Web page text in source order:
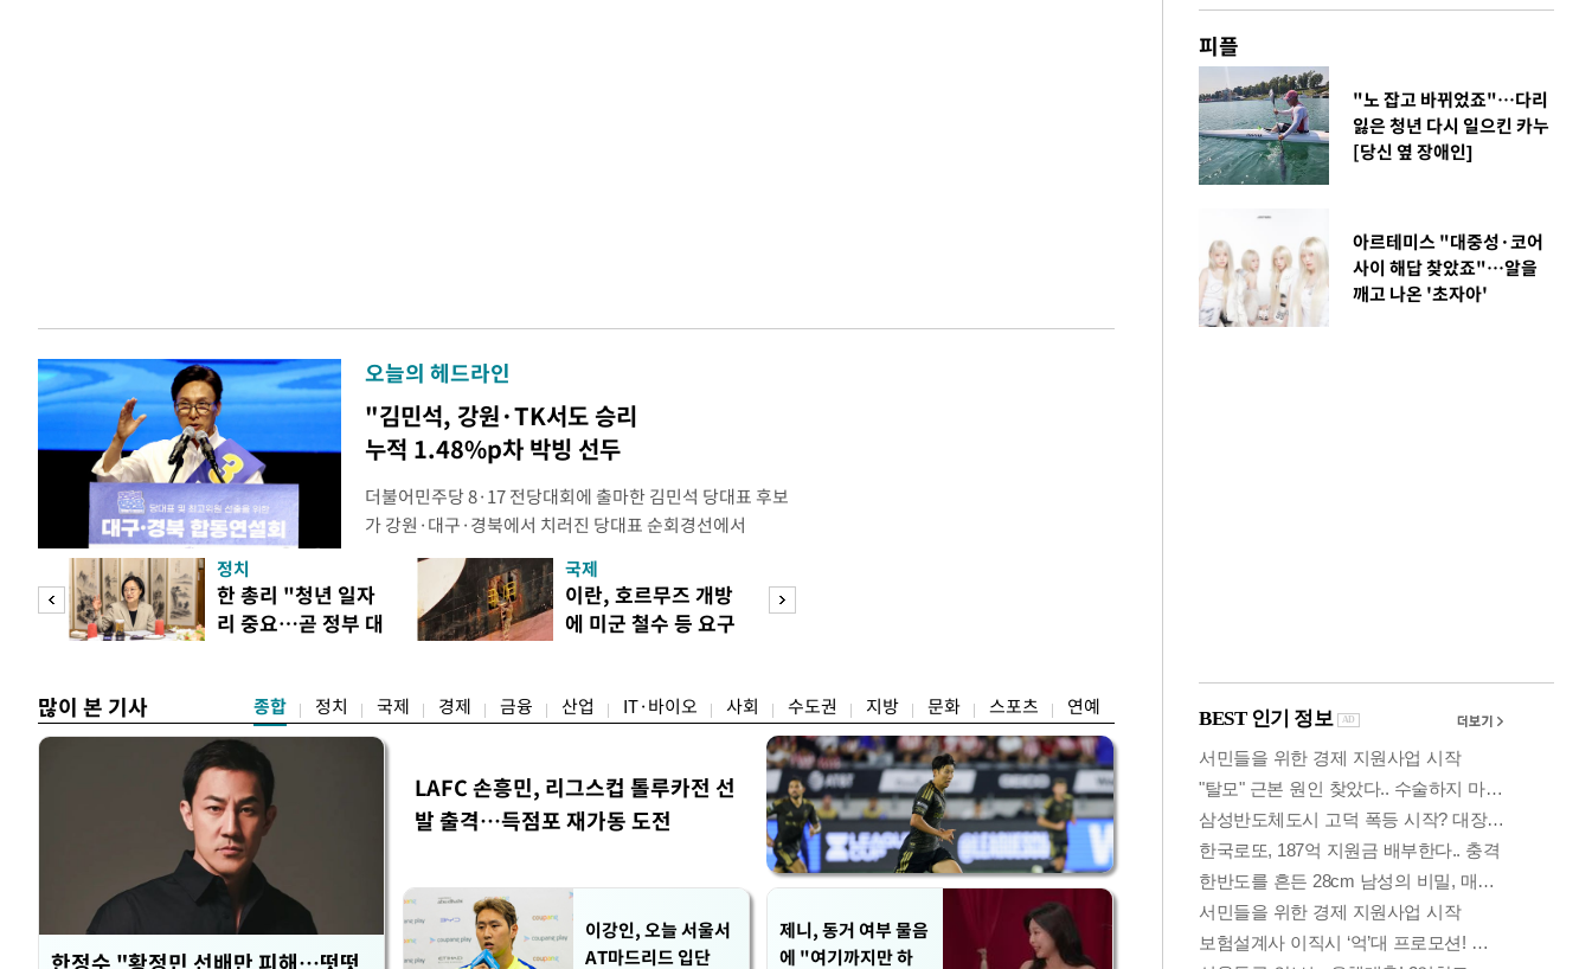
오늘의 헤드라인
"김민석, 강원·TK서도 승리
누적 1.48%p차 박빙 선두
더불어민주당 8·17 전당대회에 출마한 김민석 당대표 후보
가 강원·대구·경북에서 치러진 당대표 순회경선에서
48.54%(1만8977표)를 얻어 상대 경쟁주자인 정청래 후보
를 1622표(4.14%p) 차로 제치고 1위를 차지했다. 전날 제주
·인천 권리당원 투표에서도 김 후보가 앞섰다. 이에 따라 누
적 합산(가중치 미반영)에서도 김 후보(46.01%)가
피
정치
한 총리 "청년 일자
리 중요…곧 정부 대
국제
이란, 호르무즈 개방
에 미군 철수 등 요구
많이 본 기사 종합 정치 국제 경제 금융 산업 IT·바이오 사회 수도권 지방 문화 스포츠 연예
한정수 "황정민 선배만 피해…떳떳
LAFC 손흥민, 리그스컵 톨루카전 선
발 출격…득점포 재가동 도전
이강인, 오늘 서울서
AT마드리드 입단
제니, 동거 여부 물음
에 "여기까지만 하
피플
"노 잡고 바뀌었죠"…다리
잃은 청년 다시 일으킨 카누
[당신 옆 장애인]
아르테미스 "대중성·코어
사이 해답 찾았죠"…알을
깨고 나온 '초자아'